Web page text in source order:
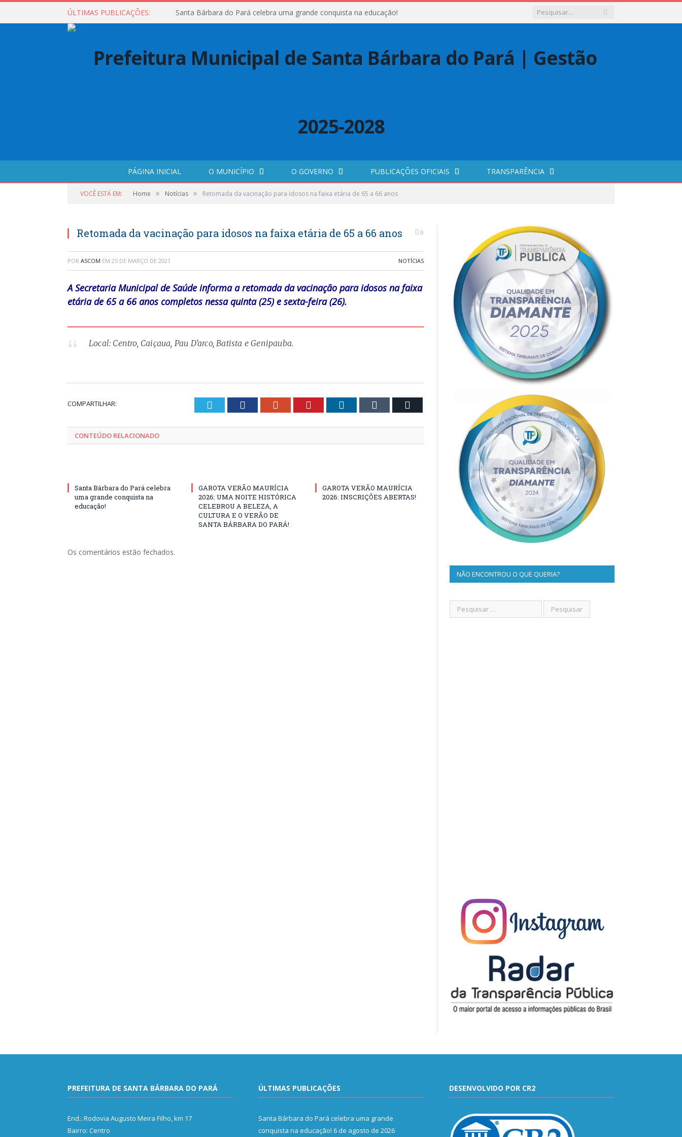
ÚLTIMAS PUBLICAÇÕES: Santa Bárbara do Pará celebra uma grande conquista na educação!
PÁGINA INICIAL O MUNICÍPIO O GOVERNO PUBLICAÇÕES OFICIAIS TRANSPARÊNCIA
VOCÊ ESTÁ EM: Home » Notícias » Retomada da vacinação para idosos na faixa etária de 65 a 66 anos
Retomada da vacinação para idosos na faixa etária de 65 a 66 anos 0
POR ASCOM EM 25 DE MARÇO DE 2021 NOTÍCIAS
A Secretaria Municipal de Saúde informa a retomada da vacinação para idosos na faixa
etária de 65 a 66 anos completos nessa quinta (25) e sexta-feira (26).
Local: Centro, Caiçaua, Pau D’arco, Batista e Genipauba.
COMPARTILHAR: Twitter Facebook Google+ Pinterest LinkedIn Tumblr
CONTEÚDO RELACIONADO
Santa Bárbara do Pará celebra
uma grande conquista na
educação!
GAROTA VERÃO MAURÍCIA
2026: UMA NOITE HISTÓRICA
CELEBROU A BELEZA, A
CULTURA E O VERÃO DE
SANTA BÁRBARA DO PARÁ!
GAROTA VERÃO MAURÍCIA
2026: INSCRIÇÕES ABERTAS!
Os comentários estão fechados.
NÃO ENCONTROU O QUE QUERIA?
PREFEITURA DE SANTA BÁRBARA DO PARÁ
End.: Rodovia Augusto Meira Filho, km 17
Bairro: Centro
ÚLTIMAS PUBLICAÇÕES
Santa Bárbara do Pará celebra uma grande
conquista na educação! 6 de agosto de 2026
DESENVOLVIDO POR CR2